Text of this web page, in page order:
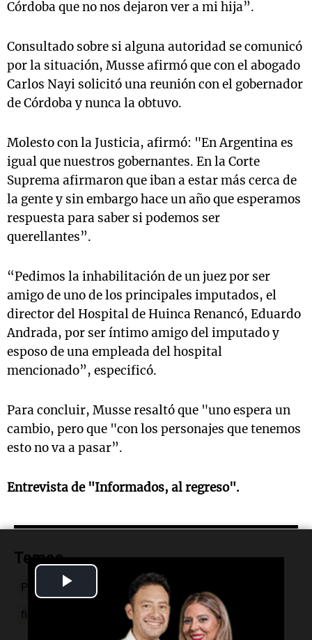
Video
Córdoba que no nos dejaron ver a mi hija”.
Consultado sobre si alguna autoridad se comunicó
por la situación, Musse afirmó que con el abogado
Carlos Nayi solicitó una reunión con el gobernador
de Córdoba y nunca la obtuvo.
Molesto con la Justicia, afirmó: "En Argentina es
igual que nuestros gobernantes. En la Corte
Suprema afirmaron que iban a estar más cerca de
la gente y sin embargo hace un año que esperamos
respuesta para saber si podemos ser
querellantes”.
“Pedimos la inhabilitación de un juez por ser
amigo de uno de los principales imputados, el
director del Hospital de Huinca Renancó, Eduardo
Andrada, por ser íntimo amigo del imputado y
esposo de una empleada del hospital
mencionado”, especificó.
Para concluir, Musse resaltó que "uno espera un
cambio, pero que "con los personajes que tenemos
esto no va a pasar”.
Entrevista de "Informados, al regreso".
Temas
Pablo Musse Hospital Huinca Renancó
fiesta-en-olivos